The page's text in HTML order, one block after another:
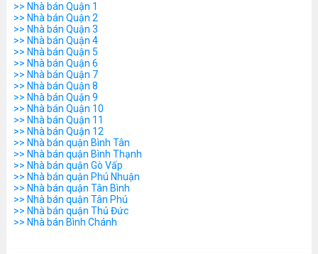
>> Nhà bán Quận 1
>> Nhà bán Quận 2
>> Nhà bán Quận 3
>> Nhà bán Quận 4
>> Nhà bán Quận 5
>> Nhà bán Quận 6
>> Nhà bán Quận 7
>> Nhà bán Quận 8
>> Nhà bán Quận 9
>> Nhà bán Quận 10
>> Nhà bán Quận 11
>> Nhà bán Quận 12
>> Nhà bán quận Bình Tân
>> Nhà bán quận Bình Thạnh
>> Nhà bán quận Gò Vấp
>> Nhà bán quận Phú Nhuận
>> Nhà bán quận Tân Bình
>> Nhà bán quận Tân Phú
>> Nhà bán quận Thủ Đức
>> Nhà bán Bình Chánh